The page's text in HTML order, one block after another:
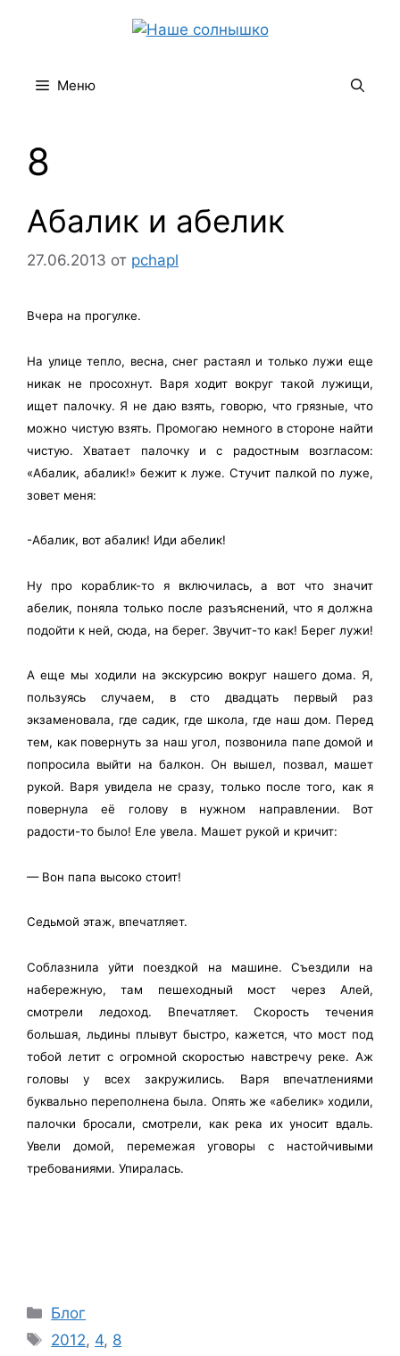
Меню
8
Абалик и абелик
27.06.2013 от pchapl
Вчера на прогулке.
На улице тепло, весна, снег растаял и только лужи еще
никак не просохнут. Варя ходит вокруг такой лужищи,
ищет палочку. Я не даю взять, говорю, что грязные, что
можно чистую взять. Промогаю немного в стороне найти
чистую. Хватает палочку и с радостным возгласом:
«Абалик, абалик!» бежит к луже. Стучит палкой по луже,
зовет меня:
-Абалик, вот абалик! Иди абелик!
Ну про кораблик-то я включилась, а вот что значит
абелик, поняла только после разъяснений, что я должна
подойти к ней, сюда, на берег. Звучит-то как! Берег лужи!
А еще мы ходили на экскурсию вокруг нашего дома. Я,
пользуясь случаем, в сто двадцать первый раз
экзаменовала, где садик, где школа, где наш дом. Перед
тем, как повернуть за наш угол, позвонила папе домой и
попросила выйти на балкон. Он вышел, позвал, машет
рукой. Варя увидела не сразу, только после того, как я
повернула её голову в нужном направлении. Вот
радости-то было! Еле увела. Машет рукой и кричит:
— Вон папа высоко стоит!
Седьмой этаж, впечатляет.
Соблазнила уйти поездкой на машине. Съездили на
набережную, там пешеходный мост через Алей,
смотрели ледоход. Впечатляет. Скорость течения
большая, льдины плывут быстро, кажется, что мост под
тобой летит с огромной скоростью навстречу реке. Аж
головы у всех закружились. Варя впечатлениями
буквально переполнена была. Опять же «абелик» ходили,
палочки бросали, смотрели, как река их уносит вдаль.
Увели домой, перемежая уговоры с настойчивыми
требованиями. Упиралась.
Рубрики
Блог
Метки
2012, 4, 8